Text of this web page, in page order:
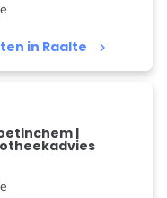
in Raalte keyboard_arrow_right
|